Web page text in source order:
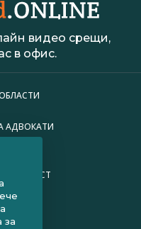
видео срещи,
в офис.
АДВОКАТИ
за